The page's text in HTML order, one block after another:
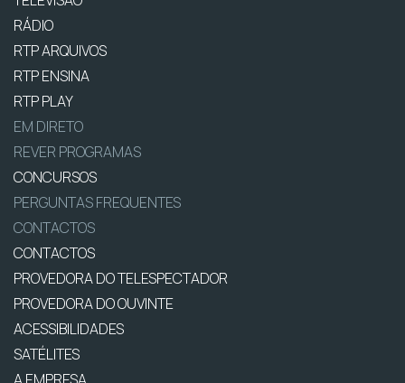
RÁDIO
RTP ARQUIVOS
RTP ENSINA
RTP PLAY
EM DIRETO
REVER PROGRAMAS
CONCURSOS
PERGUNTAS FREQUENTES
CONTACTOS
CONTACTOS
PROVEDORA DO TELESPECTADOR
PROVEDORA DO OUVINTE
ACESSIBILIDADES
SATÉLITES